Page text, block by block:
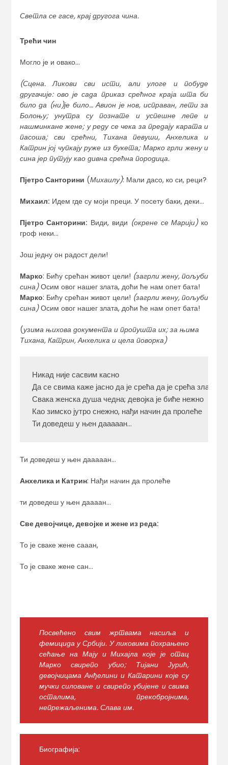
Светла се гасе, крај другога чина.
Трећи чин
Могло је и овако…
(Сцена. Ликови сви исти, али улоге и побуде
другачије: ово је сада приказ срећног краја шта би
било да (ни)је било…Авион је нов, исправан, лети за
Болоњу; унутра су познате и успешне лепе и
нашминкане жене; у реду се чека за предају карата и
пасоша; сви срећни, Тихана певуши, Анхелика и
Катрин јој чупкају руже из букета; Марко грли жену и
сина јер путују као дивна срећна породица.
Пјетро Санторини (Михаилу): Мали дасо, ко си, реци?
Михаил: Идем где су моји преци. У посету баки, деки…
Пјетро Санторини: Види, види (окрене се Марији)ко
гроф неки…
Још једну он радост дели!
Марко: Бићу срећан живот цели! (загрли жену, пољуби
сина)Осим овог нашег злата, доћи ће нам опет бата!
Марко: Бићу срећан живот цели! (загрли жену, пољуби
сина)Осим овог нашег злата, доћи ће нам опет бата!
(узима њихова документа и пропушта их; за њима
Тихана, Катрин, Анхелика и цела поворка)
Никад није сасвим касно
Да се свима каже јасно да је срећа да је срећа злата
Свака женска душа чедна; девојка је биће нежно
Као зимско јутро снежно, нађи начин да пролеће
Ти доведеш у њен дааааан…
Ти доведеш у њен дааааан…
Анхелика и Катрин: Нађи начин да пролеће
ти доведеш у њен даааан…
Све девојчице, девојке и жене из реда:
То је сваке жене сааан,
То је сваке жене сан…
Посвећено свим жртвама насиља и
фемицида у Србији. У ликовима похрањено
сећање на Мају и Михајла које је отац
Марко свирепо убио; Тијани Јурић,
девојчицама Анђелини и Катарини које су
мучки силоване и свирепо убијене и свима
осталима, прекобројнима,
непрежаљенима. Слава им.
Биографија: